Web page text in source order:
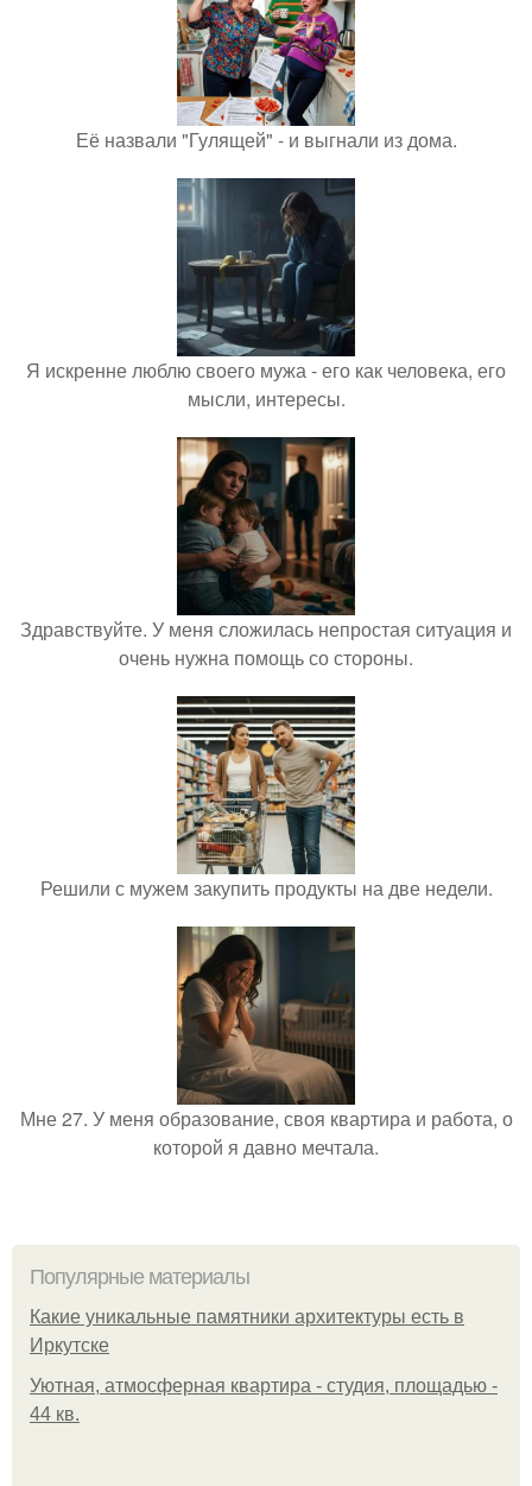
Её назвали "Гулящей" - и выгнали из дома.
Я искренне люблю своего мужа - его как человека, его
мысли, интересы.
Здравствуйте. У меня сложилась непростая ситуация и
очень нужна помощь со стороны.
Решили с мужем закупить продукты на две недели.
Мне 27. У меня образование, своя квартира и работа, о
которой я давно мечтала.
Популярные материалы
Какие уникальные памятники архитектуры есть в
Иркутске
Уютная, атмосферная квартира - студия, площадью -
44 кв.